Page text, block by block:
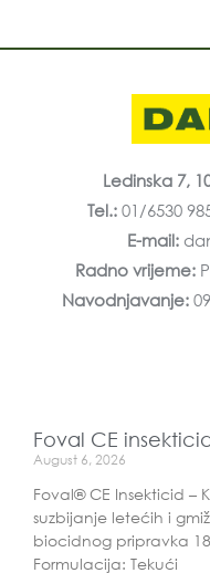
Ledinska 7,
Tel.:01/6530
E-mail:
Radno vrijeme:
Navodnjavanje:
Foval CE
August 6, 2026
Foval® CE Insekticid –
suzbijanje letećih i
biocidnog pripravka
Formulacija: Tekući